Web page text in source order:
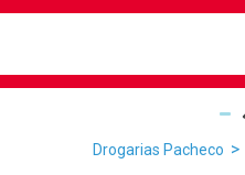
Drogarias Pacheco